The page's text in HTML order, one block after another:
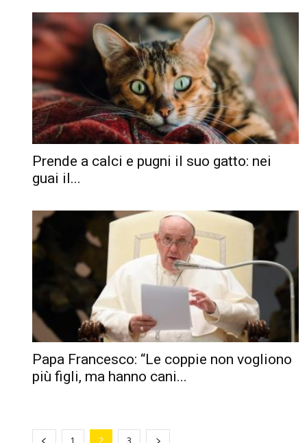
Prende a calci e pugni il suo gatto: nei
guai il...
Papa Francesco: “Le coppie non vogliono
più figli, ma hanno cani...
1 2 3